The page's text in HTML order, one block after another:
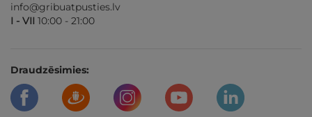
info@gribuatpusties.lv
I - VII 10:00 - 21:00
Draudzēsimies: